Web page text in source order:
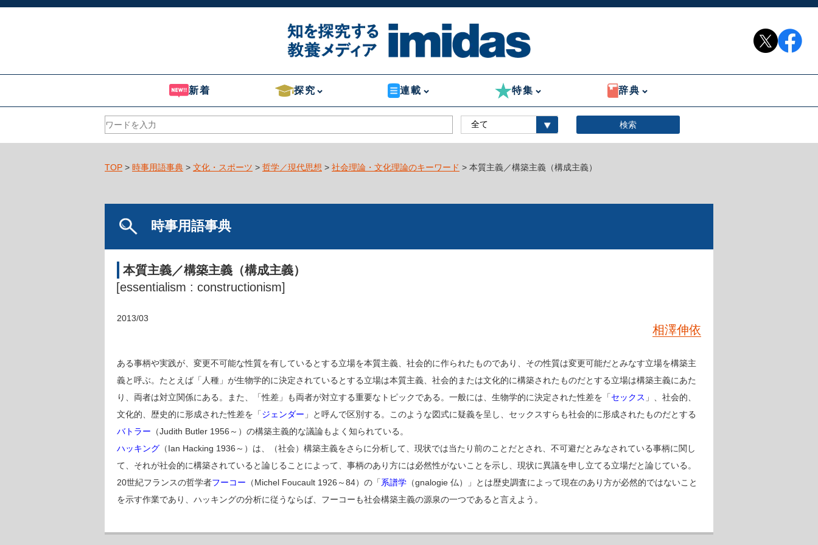
新着 探究 連載 特集 辞典
TOP > 時事用語事典 > 文化・スポーツ > 哲学／現代思想 > 社会理論・文化理論のキーワード > 本質主義／構築主義（構成主義）
時事用語事典
本質主義／構築主義（構成主義）
[essentialism : constructionism]
2013/03
相澤伸依
ある事柄や実践が、変更不可能な性質を有しているとする立場を本質主義、社会的に作られたものであり、その性質は変更可能だとみなす立場を構築主
義と呼ぶ。たとえば「人種」が生物学的に決定されているとする立場は本質主義、社会的または文化的に構築されたものだとする立場は構築主義にあた
り、両者は対立関係にある。また、「性差」も両者が対立する重要なトピックである。一般には、生物学的に決定された性差を「セックス 」、社会的、
文化的、歴史的に形成された性差を「ジェンダー 」と呼んで区別する。このような図式に疑義を呈し、セックスすらも社会的に形成されたものだとする
バトラー （Judith Butler 1956～）の構築主義的な議論もよく知られている。
ハッキング （Ian Hacking 1936～）は、（社会）構築主義をさらに分析して、現状では当たり前のことだとされ、不可避だとみなされている事柄に関し
て、それが社会的に構築されていると論じることによって、事柄のあり方には必然性がないことを示し、現状に異議を申し立てる立場だと論じている。
20世紀フランスの哲学者フーコー （Michel Foucault 1926～84）の「系譜学 （gnalogie 仏）」とは歴史調査によって現在のあり方が必然的ではないこと
を示す作業であり、ハッキングの分析に従うならば、フーコーも社会構築主義の源泉の一つであると言えよう。